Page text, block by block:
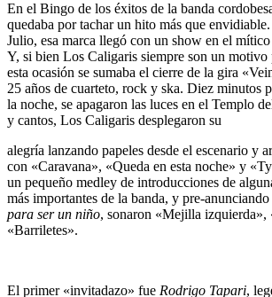
En el Bingo de los éxitos de la banda
quedaba por tachar un hito más que
Julio, esa marca llegó con un show en el mítico
Y, si bien Los Caligaris siempre son un motivo
esta ocasión se sumaba el cierre de la gira
25 años de cuarteto, rock y ska. Diez minutos
la noche, se apagaron las luces en el Templo
y cantos, Los Caligaris desplegaron su
alegría lanzando papeles desde el escenario y
con «Caravana», «Queda en esta noche» y
un pequeño medley de introducciones de
más importantes de la banda, y pre-anunciando
para ser un niño, sonaron «Mejilla
«Barriletes».
El primer «invitadazo» fue Rodrigo Tapari,